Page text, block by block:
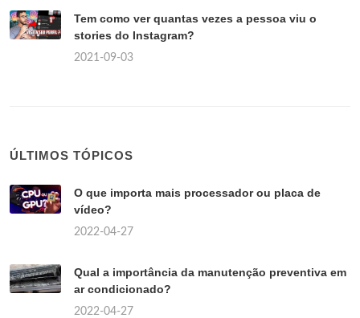
Tem como ver quantas vezes a pessoa viu o
stories do Instagram?
2021-09-03
ÚLTIMOS TÓPICOS
O que importa mais processador ou placa de
vídeo?
2022-04-27
Qual a importância da manutenção preventiva em
ar condicionado?
2022-04-27